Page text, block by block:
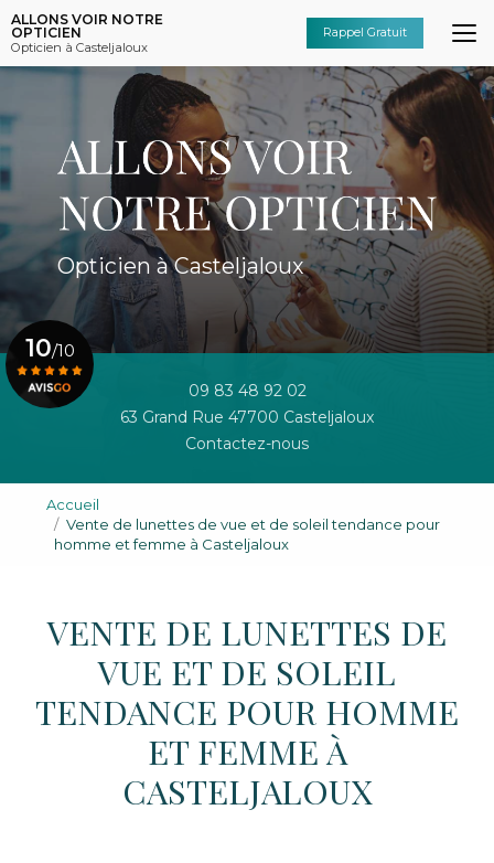
Aller
au
contenu
principal
ALLONS VOIR NOTRE
OPTICIEN
Opticien à Casteljaloux
Rappel Gratuit
Opticien à Casteljaloux
09 83 48 92 02
63 Grand Rue 47700 Casteljaloux
Contactez-nous
10/10
Accueil
Vente de lunettes de vue et de soleil tendance pour
homme et femme à Casteljaloux
VENTE DE LUNETTES DE
VUE ET DE SOLEIL
TENDANCE POUR HOMME
ET FEMME À
CASTELJALOUX